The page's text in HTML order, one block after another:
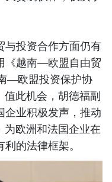
与投资合作方面仍有
《越南—欧盟自由贸
—欧盟投资保护协
此机会，胡德福副
企业积极发声，推动
欧洲和法国企业在
的法律框架。